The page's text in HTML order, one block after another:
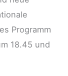
Programm
18.45 und